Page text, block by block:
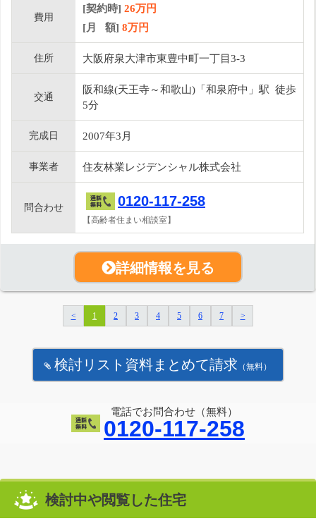
費用
[契約時] 26万円
[月 額] 8万円
住所 大阪府泉大津市東豊中町一丁目3-3
交通
阪和線(天王寺～和歌山)「和泉府中」駅 徒歩
5分
完成日 2007年3月
事業者 住友林業レジデンシャル株式会社
問合わせ 0120-117-258
【高齢者住まい相談室】
詳細情報を見る
< 1 2 3 4 5 6 7 >
検討リスト資料まとめて請求 （無料）
電話でお問合わせ（無料）
0120-117-258
検討中や閲覧した住宅